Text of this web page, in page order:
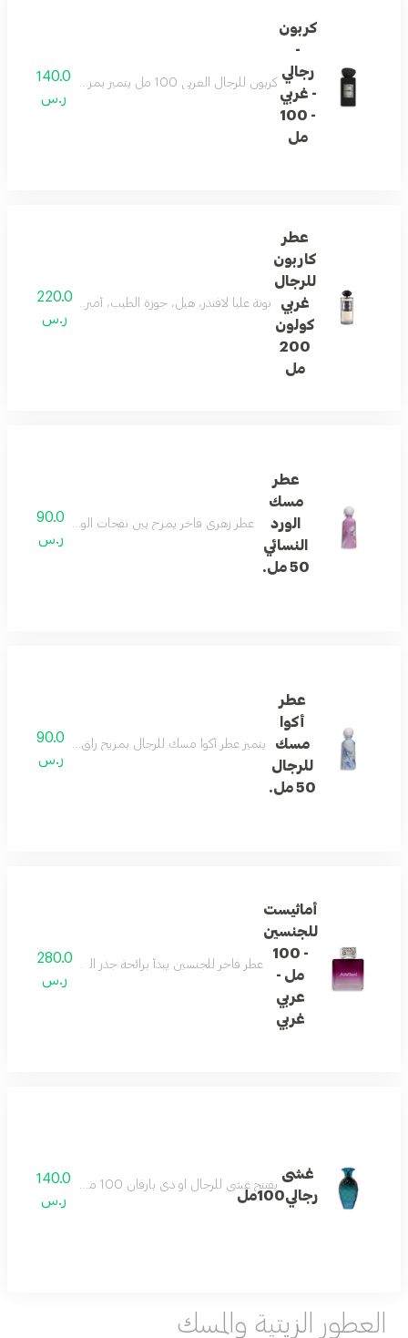
كربون
-
رجالي
- غربي
- 100
مل
كربون للرجال الغربي 100 مل يتميز بمزيج متطور مع نفحات عليا من اللافندر والكراميل وجوزة الطيب والعنبر. نفحات القلب تكشف عن الزعفران والورد والخوخ وخشب الأرز، بينما يجمع الأساس بين الباتشولي وخشب الصندل الكشميري والجلد لترك انطباع ذكوري دائم.
140.0
ر.س
عطر
كاربون
للرجال
غربي
كولون
200
مل
نوتة عليا لافندر، هيل، جوزة الطيب، أمبروكسان. نوتة
220.0
ر.س
عطر
مسك
الورد
النسائي
50 مل.
عطر زهري فاخر يمزج بين نفحات الورد الرقيقة والمشمش
90.0
ر.س
عطر
أكوا
مسك
للرجال
50 مل.
يتميز عطر أكوا مسك للرجال بمزيج راقٍ من نفحات
90.0
ر.س
أماثيست
للجنسين
- 100
مل -
عربي
غربي
عطر فاخر للجنسين يبدأ برائحة جذر السوسن والفلفل
280.0
ر.س
غشى
رجالي100مل
يفتتح غشى للرجال او دي بارفان 100 مل بنفحات أنيقة من الورد وجذر السوسن. يكشف القلب عن الفلفل الدافئ وخشب الأرز، بينما تستقر القاعدة في مزيج فاخر من المسك والعنبر والباتشولي لإضفاء انطباع دائم.
140.0
ر.س
العطور الزيتية والمسك